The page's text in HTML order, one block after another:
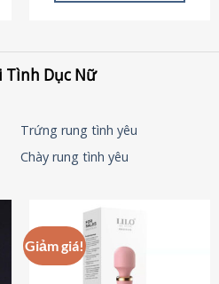
Tình Dục Nữ
Trứng rung tình yêu
Chày rung tình yêu
Giảm giá!